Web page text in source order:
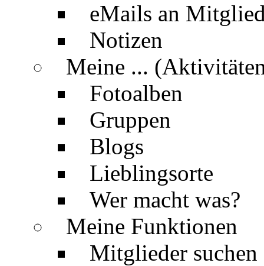
eMails an
Notizen
Meine ...
Fotoalben
Gruppen
Blogs
Lieblingsorte
Wer macht was?
Meine Funktionen
Mitglieder suchen